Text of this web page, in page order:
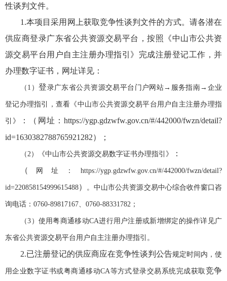
性谈判文件。
1.本项目采用网上获取竞争性谈判文件的方式。请各潜在
供应商登录广东省公共资源交易平台，按照《中山市公共资
源交易平台用户自主注册办理指引》完成注册登记工作，并
办理数字证书，网址详见：
（ 1）登录广东省公共资源交易平台门户网站→服务指南→企业
登记办理指引，查看《中山市公共资源交易平台用户自主注册办理指
引》 ： （网址：https://ygp.gdzwfw.gov.cn/#/442000/fwzn/detail?
id=1630382788765921282）；
（ 2）《中山市公共资源交易数字证书办理指引》
：
（
网址： https://ygp.gdzwfw.gov.cn/#/442000/fwzn/detail?
id=220858154999615488） 。中山市公共资源交易中心综合收件窗口咨
询电话： 0760-89817167、0760-88331782；
（3） 使用粤商通移动CA进行用户注册或新增绑定的操作详见广
东省公共资源交易平台用户自主注册办理指引。
2.已注册登记的供应商应在竞争性谈判公告规定时间内，使
用企业数字证书或粤商通移动CA等方式登录交易系统完成获取 竞争